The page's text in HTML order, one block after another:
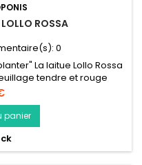
ROSSA
0
La laitue Lollo Rossa
tendre et rouge
très gustative. Elle se
dans une salade
la déguster cuite.
panier